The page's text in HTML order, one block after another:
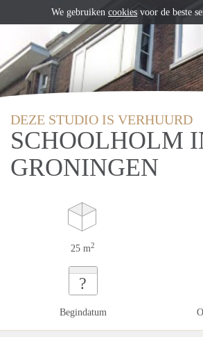
DEZE STUDIO IS VERHUURD
SCHOOLHOLM
GRONINGEN
25 m2
?
Begindatum
We gebruiken cookies voor de beste